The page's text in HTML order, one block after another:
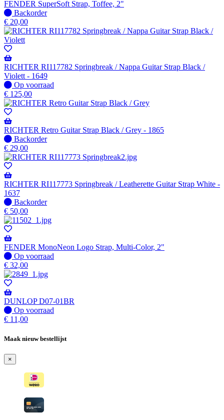
FENDER SuperSoft Strap, Toffee, 2"
Niet
op
voorraad
-
Wordt
verzonden
wanneer
beschikbaar
Backorder
€ 20,00
RICHTER RI117782 Springbreak / Nappa Guitar Strap Black /
Violett - 1649
Op
voorraad
Op voorraad
€ 125,00
RICHTER Retro Guitar Strap Black / Grey - 1865
Niet
op
voorraad
-
Wordt
verzonden
wanneer
beschikbaar
Backorder
€ 29,00
RICHTER RI117773 Springbreak / Leatherette Guitar Strap White -
1637
Niet
op
voorraad
-
Wordt
verzonden
wanneer
beschikbaar
Backorder
€ 50,00
FENDER MonoNeon Logo Strap, Multi-Color, 2"
Op
voorraad
Op voorraad
€ 32,00
DUNLOP D07-01BR
Op
voorraad
Op voorraad
€ 11,00
Maak nieuw bestellijst
×